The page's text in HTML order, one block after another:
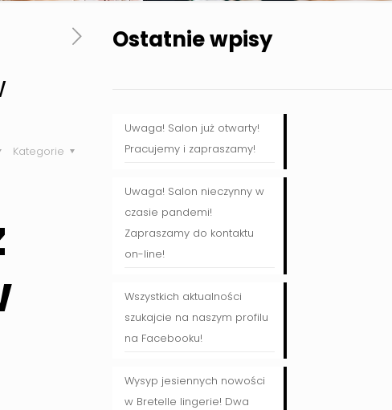
Kategorie
Ostatnie wpisy
Uwaga! Salon już otwarty!
Pracujemy i zapraszamy!
Uwaga! Salon nieczynny w
czasie pandemi!
Zapraszamy do kontaktu
on-line!
Wszystkich aktualności
szukajcie na naszym profilu
na Facebooku!
Wysyp jesiennych nowości
w Bretelle lingerie! Dwa